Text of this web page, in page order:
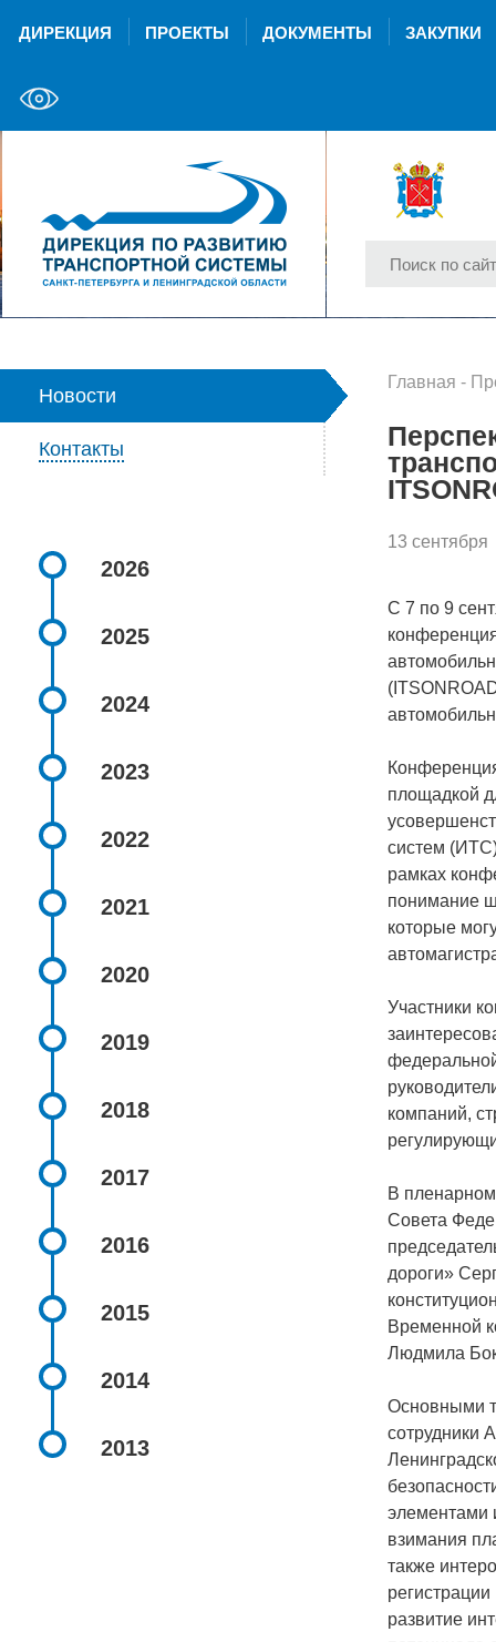
ДИРЕКЦИЯ ПРОЕКТЫ ДОКУМЕНТЫ ЗАКУПКИ
Новости
Контакты
2026
2025
2024
2023
2022
2021
2020
2019
2018
2017
2016
2015
2014
2013
Главная -
13 сентября
С 7 по 9
площадкой
систем
рамках
понимание
которые
Участники
компаний,
В
Совета
дороги»
Временной
Людмила
Основными
сотрудники
элементами
взимания
также
развитие